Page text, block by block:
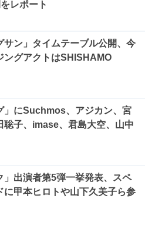
レポート
サン」タイムテーブル公開、今
ングアクトはSHISHAMO
」にSuchmos、アジカン、宮
聡子、imase、君島大空、山中
」出演者第5弾一挙発表、スペ
に甲本ヒロトや山下久美子ら参